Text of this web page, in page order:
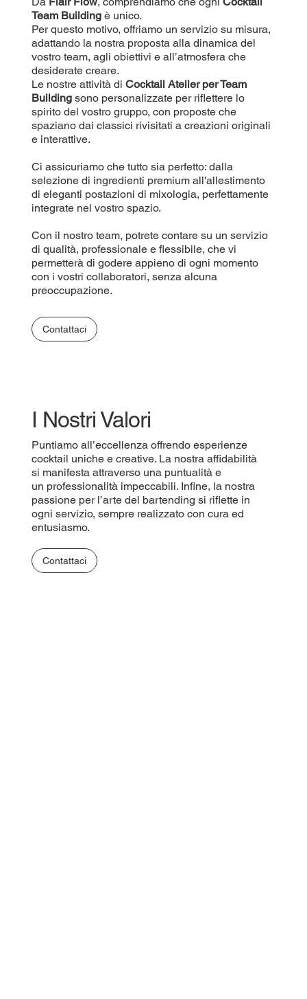
Team Buildingè unico.
Per questo motivo, offriamo un servizio su misura,
adattando la nostra proposta alla dinamica del
vostro team, agli obiettivi e all’atmosfera che
desiderate creare.
Le nostre attività di Cocktail Atelier per Team
Buildingsono personalizzate per riflettere lo
spirito del vostro gruppo, con proposte che
spaziano dai classici rivisitati a creazioni originali
e interattive.
Ci assicuriamo che tutto sia perfetto: dalla
selezione di ingredienti premium all'allestimento
di eleganti postazioni di mixologia, perfettamente
integrate nel vostro spazio.
Con il nostro team, potrete contare su un servizio
di qualità, professionale e flessibile, che vi
permetterà di godere appieno di ogni momento
con i vostri collaboratori, senza alcuna
preoccupazione.
Contattaci
I Nostri Valori
Puntiamo all’eccellenza offrendo esperienze
cocktail uniche e creative. La nostra affidabilità
si manifesta attraverso una puntualità e
un professionalità impeccabili. Infine, la nostra
passione per l’arte del bartending si riflette in
ogni servizio, sempre realizzato con cura ed
entusiasmo.
Contattaci